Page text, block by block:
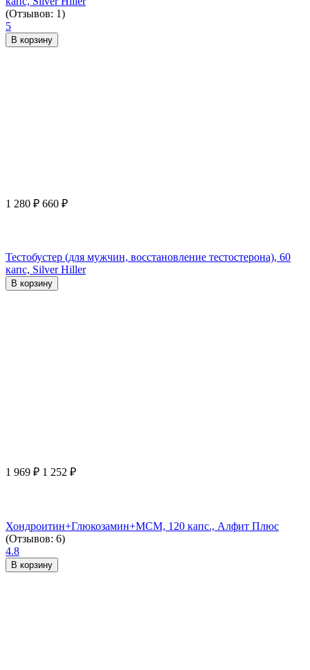
(Отзывов: 1)
5
В корзину
1 280 ₽ 660 ₽
Тестобустер (для мужчин, восстановление тестостерона), 60
капс, Silver Hiller
В корзину
1 969 ₽ 1 252 ₽
Хондроитин+Глюкозамин+МСМ, 120 капс., Алфит Плюс
(Отзывов: 6)
4.8
В корзину